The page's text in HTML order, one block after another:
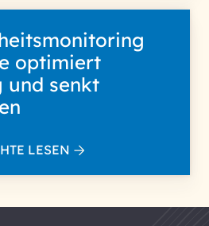
optimiert
und senkt
LESEN